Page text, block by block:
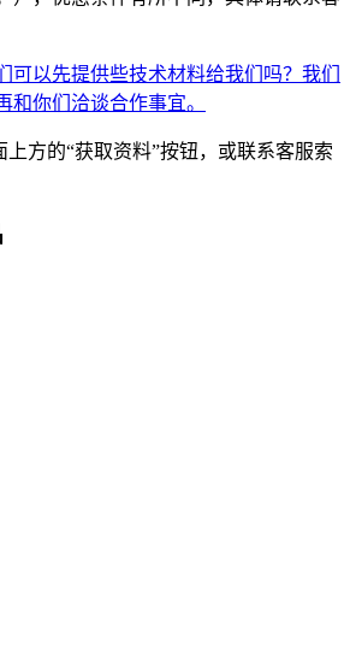
可以先提供些技术材料给我们吗？我们
和你们洽谈合作事宜。
方的“获取资料”按钮，或联系客服索